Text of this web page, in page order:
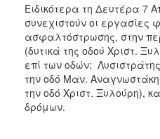
2010
2006
ΤΟΠΟΣ
Ειδικότερα τη Δευτέρα 7
συνεχιστούν οι εργασίες
ασφαλτόστρωσης, στην
(δυτικά της οδού Χριστ.
επί των οδών:
την οδό Μαν.
την οδό Χριστ. Ξυλούρη),
δρόμων.